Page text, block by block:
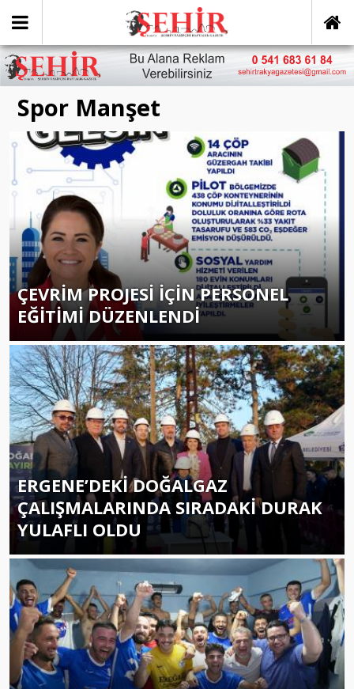
Spor Manşet
ÇEVRİM PROJESİ İÇİN PERSONEL
EĞİTİMİ DÜZENLENDİ
ERGENE’DEKİ DOĞALGAZ
ÇALIŞMALARINDA SIRADAKİ DURAK
YULAFLI OLDU